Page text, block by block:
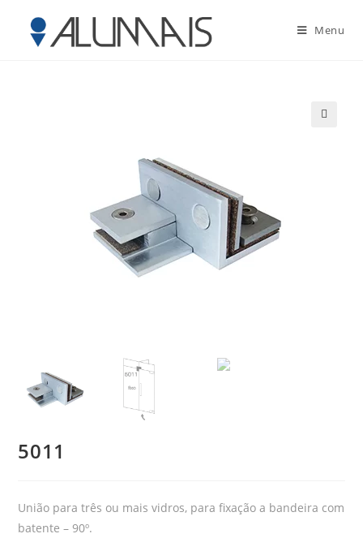
Menu
5011
União para três ou mais vidros, para fixação a bandeira com
batente – 90º.